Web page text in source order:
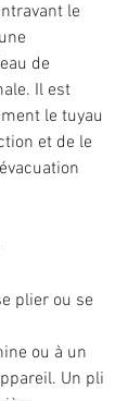
le
de
Il est
le tuyau
et de le
plier ou se
ou à un
Un pli